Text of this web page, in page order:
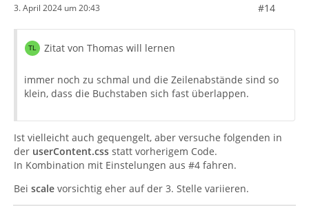
3. April 2024 um 20:43 #14
Zitat von Thomas will lernen
immer noch zu schmal und die Zeilenabstände sind so
klein, dass die Buchstaben sich fast überlappen.
Ist vielleicht auch gequengelt, aber versuche folgenden in
der userContent.css statt vorherigem Code.
In Kombination mit Einstelungen aus #4 fahren.
Bei scale vorsichtig eher auf der 3. Stelle variieren.